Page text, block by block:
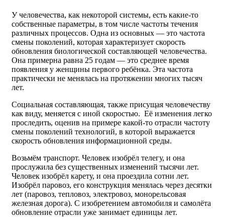
У человечества, как некоторой системы, есть какие-то
собственные параметры, в том числе частоты течения
различных процессов. Одна из основных — это частота
смены поколений, которая характеризует скорость
обновления биологической составляющей человечества.
Она примерна равна 25 годам — это среднее время
появления у женщины первого ребёнка. Эта частота
практически не менялась на протяжении многих тысяч
лет.
Социальная составляющая, также присущая человечеству
как виду, меняется с иной скоростью. Её изменения легко
проследить, оценив на примере какой-то отрасли частоту
смены поколений технологий, в которой выражается
скорость обновления информационной среды.
Возьмём транспорт. Человек изобрёл телегу, и она
прослужила без существенных изменений тысячи лет.
Человек изобрёл карету, и она проездила сотни лет.
Изобрёл паровоз, его конструкция менялась через десятки
лет (паровоз, тепловоз, электровоз, монорельсовая
железная дорога). С изобретением автомобиля и самолёта
обновление отрасли уже занимает единицы лет.